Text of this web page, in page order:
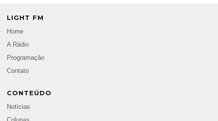
LIGHT FM
Home
A Rádio
Programação
Contato
CONTEÚDO
Notícias